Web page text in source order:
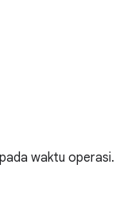
waktu operasi.